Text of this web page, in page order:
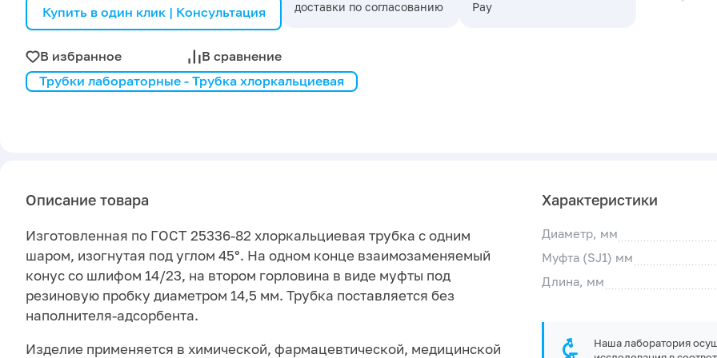
Купить в один клик | Консультация
В избранное В сравнение
доставки по согласованию Pay
Трубки лабораторные - Трубка хлоркальциевая
Описание товара
Изготовленная по ГОСТ 25336-82 хлоркальциевая трубка с одним
шаром, изогнутая под углом 45°. На одном конце взаимозаменяемый
конус со шлифом 14/23, на втором горловина в виде муфты под
резиновую пробку диаметром 14,5 мм. Трубка поставляется без
наполнителя-адсорбента.
Изделие применяется в химической, фармацевтической, медицинской
Характеристики
Диаметр, мм
Муфта (SJ1) мм
Длина, мм
Наша лаборатория